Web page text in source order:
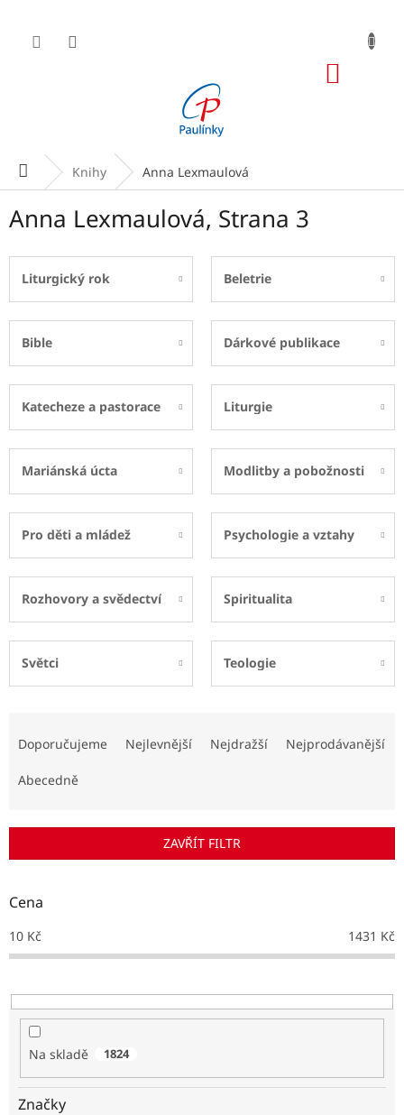
obsah
Domů Knihy Anna Lexmaulová
Anna Lexmaulová, Strana 3
Liturgický rok Beletrie
Bible Dárkové publikace
Katecheze a pastorace Liturgie
Mariánská úcta Modlitby a pobožnosti
Pro děti a mládež Psychologie a vztahy
Rozhovory a svědectví Spiritualita
Světci Teologie
r
d
k
t
Doporučujeme Nejlevnější Nejdražší Nejprodávanější
Abecedně
ZAVŘÍT FILTR
Cena
10 Kč 1431 Kč
Na skladě 1824
Značky